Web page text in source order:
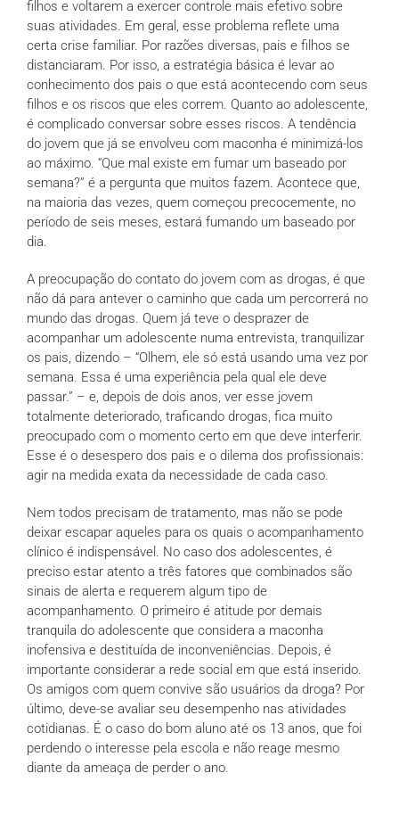
filhos e voltarem a exercer controle mais efetivo sobre
suas atividades. Em geral, esse problema reflete uma
certa crise familiar. Por razões diversas, pais e filhos se
distanciaram. Por isso, a estratégia básica é levar ao
conhecimento dos pais o que está acontecendo com seus
filhos e os riscos que eles correm. Quanto ao adolescente,
é complicado conversar sobre esses riscos. A tendência
do jovem que já se envolveu com maconha é minimizá-los
ao máximo. “Que mal existe em fumar um baseado por
semana?” é a pergunta que muitos fazem. Acontece que,
na maioria das vezes, quem começou precocemente, no
período de seis meses, estará fumando um baseado por
dia.
A preocupação do contato do jovem com as drogas, é que
não dá para antever o caminho que cada um percorrerá no
mundo das drogas. Quem já teve o desprazer de
acompanhar um adolescente numa entrevista, tranquilizar
os pais, dizendo – “Olhem, ele só está usando uma vez por
semana. Essa é uma experiência pela qual ele deve
passar.” – e, depois de dois anos, ver esse jovem
totalmente deteriorado, traficando drogas, fica muito
preocupado com o momento certo em que deve interferir.
Esse é o desespero dos pais e o dilema dos profissionais:
agir na medida exata da necessidade de cada caso.
Nem todos precisam de tratamento, mas não se pode
deixar escapar aqueles para os quais o acompanhamento
clínico é indispensável. No caso dos adolescentes, é
preciso estar atento a três fatores que combinados são
sinais de alerta e requerem algum tipo de
acompanhamento. O primeiro é atitude por demais
tranquila do adolescente que considera a maconha
inofensiva e destituída de inconveniências. Depois, é
importante considerar a rede social em que está inserido.
Os amigos com quem convive são usuários da droga? Por
último, deve-se avaliar seu desempenho nas atividades
cotidianas. É o caso do bom aluno até os 13 anos, que foi
perdendo o interesse pela escola e não reage mesmo
diante da ameaça de perder o ano.